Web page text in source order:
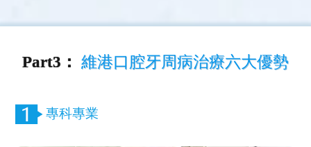
Part3： 維港口腔牙周病治療六大優勢
專科專業